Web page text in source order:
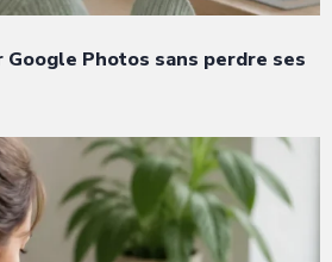
Google Photos sans perdre ses